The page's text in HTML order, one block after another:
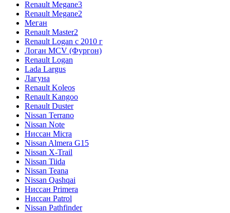
Renault Megane3
Renault Megane2
Меган
Renault Master2
Renault Logan c 2010 г
Логан МСV (Фургон)
Renault Logan
Lada Largus
Лагуна
Renault Koleos
Renault Kangoo
Renault Duster
Nissan Terrano
Nissan Note
Ниссан Micra
Nissan Almera G15
Nissan X-Trail
Nissan Tiida
Nissan Teana
Nissan Qashqai
Ниссан Primera
Ниссан Patrol
Nissan Pathfinder